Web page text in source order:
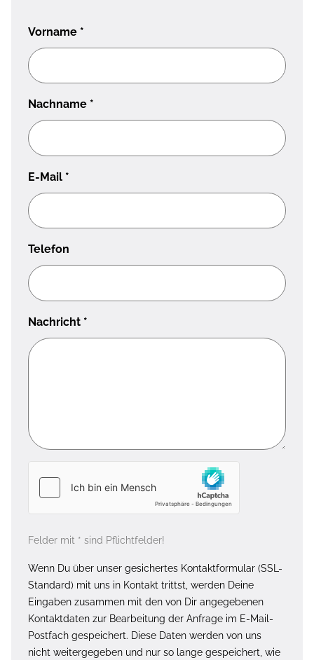
Vorname *
Nachname *
E-Mail *
Telefon
Nachricht *
Felder mit * sind Pflichtfelder!
Wenn Du über unser gesichertes Kontaktformular (SSL-
Standard) mit uns in Kontakt trittst, werden Deine
Eingaben zusammen mit den von Dir angegebenen
Kontaktdaten zur Bearbeitung der Anfrage im E-Mail-
Postfach gespeichert. Diese Daten werden von uns
nicht weitergegeben und nur so lange gespeichert, wie